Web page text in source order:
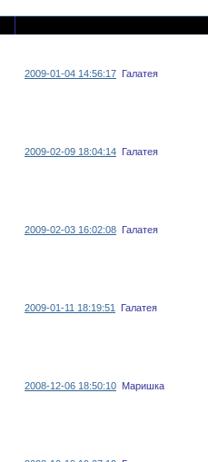
2009-01-04 14:56:17 Галатея
2009-02-09 18:04:14 Галатея
2009-02-03 16:02:08 Галатея
2009-01-11 18:19:51 Галатея
2008-12-06 18:50:10 Маришка